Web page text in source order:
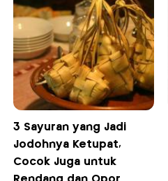
3 Sayuran yang Jadi
Jodohnya Ketupat,
Cocok Juga untuk